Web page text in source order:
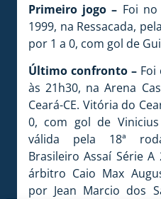
Primeiro jogo – Foi
1999, na Ressacada,
por 1 a 0, com gol de
Último confronto – Foi
às 21h30, na Arena
Ceará-CE. Vitória do
0, com gol de Vinicius
válida pela 18ª
Brasileiro Assaí Série
árbitro Caio Max
por Jean Marcio dos